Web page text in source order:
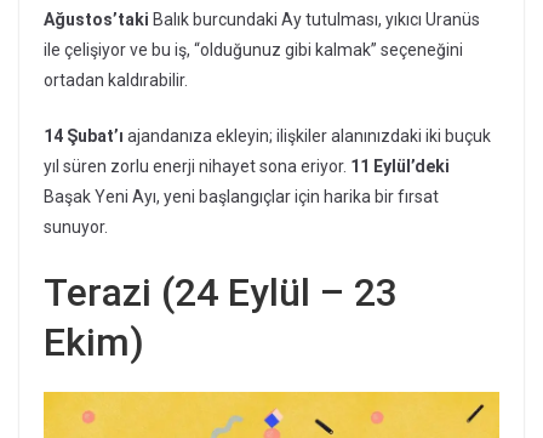
Ağustos’taki Balık burcundaki Ay tutulması, yıkıcı Uranüs
ile çelişiyor ve bu iş, “olduğunuz gibi kalmak” seçeneğini
ortadan kaldırabilir.
14 Şubat’ı ajandanıza ekleyin; ilişkiler alanınızdaki iki buçuk
yıl süren zorlu enerji nihayet sona eriyor. 11 Eylül’deki
Başak Yeni Ayı, yeni başlangıçlar için harika bir fırsat
sunuyor.
Terazi (24 Eylül – 23
Ekim)